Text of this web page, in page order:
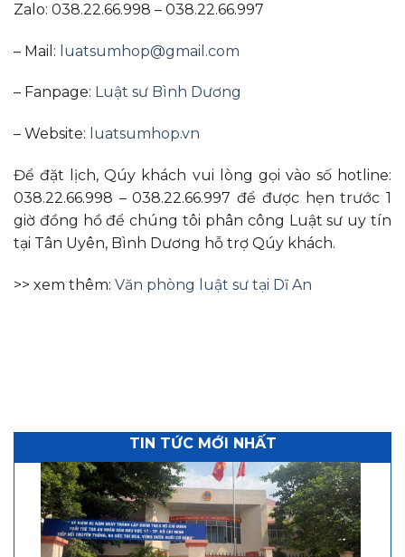
Zalo: 038.22.66.998 – 038.22.66.997
– Mail: luatsumhop@gmail.com
– Fanpage: Luật sư Bình Dương
– Website: luatsumhop.vn
Để đặt lịch, Qúy khách vui lòng gọi vào số hotline:
038.22.66.998 – 038.22.66.997 để được hẹn trước 1
giờ đồng hồ để chúng tôi phân công Luật sư uy tín
tại Tân Uyên, Bình Dương hỗ trợ Qúy khách.
>> xem thêm: Văn phòng luật sư tại Dĩ An
TIN TỨC MỚI NHẤT